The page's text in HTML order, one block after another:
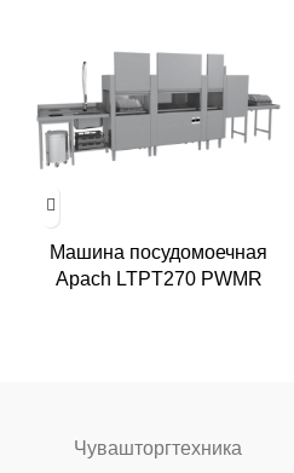
Машина посудомоечная
Apach LTPT270 PWMR
Чувашторгтехника